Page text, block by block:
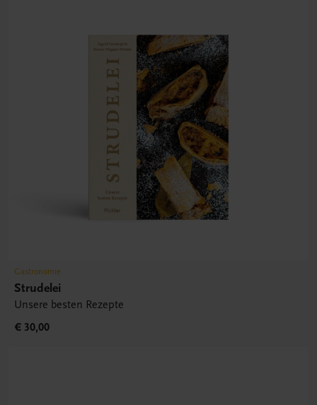
Gastronomie
Strudelei
Unsere besten Rezepte
€ 30,00